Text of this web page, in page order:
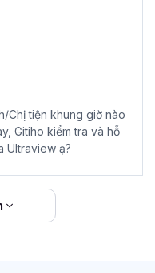
Chị tiện khung giờ nào
Gitiho kiểm tra và hỗ
Ultraview ạ?